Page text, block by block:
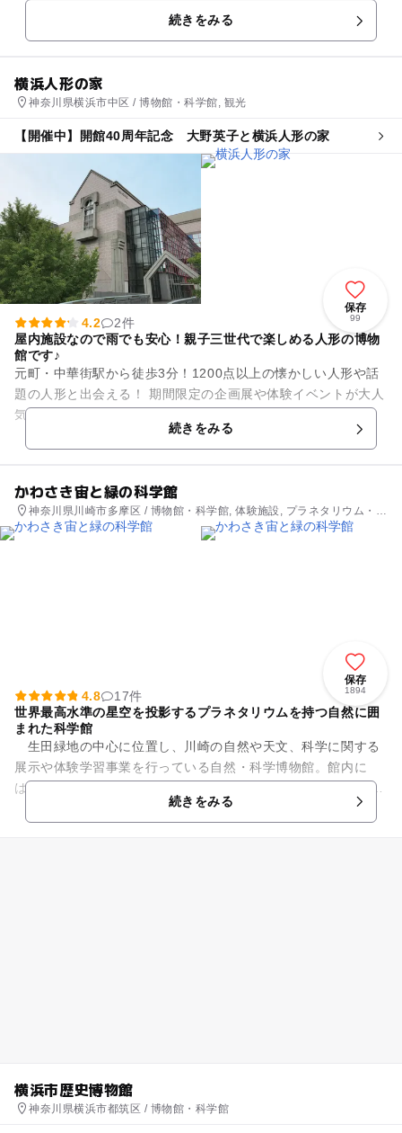
続きをみる
横浜人形の家
神奈川県横浜市中区 / 博物館・科学館, 観光
【開催中】開館40周年記念 大野英子と横浜人形の家
保存
99
4.2
2件
屋内施設なので雨でも安心！親子三世代で楽しめる人形の博物
館です♪
元町・中華街駅から徒歩3分！1200点以上の懐かしい人形や話
題の人形と出会える！ 期間限定の企画展や体験イベントが大人
気！世界100ヵ国以上から集まった人形たちと出会える、親子3
続きをみる
かわさき宙と緑の科学館
神奈川県川崎市多摩区 / 博物館・科学館, 体験施設, プラネタリウム・天
文台
保存
1894
4.8
17件
世界最高水準の星空を投影するプラネタリウムを持つ自然に囲
まれた科学館
生田緑地の中心に位置し、川崎の自然や天文、科学に関する
展示や体験学習事業を行っている自然・科学博物館。館内に
は、1500万個の恒星を映し出す最新鋭の「MEGASTAR-Ⅲ FU
続きをみる
横浜市歴史博物館
神奈川県横浜市都筑区 / 博物館・科学館